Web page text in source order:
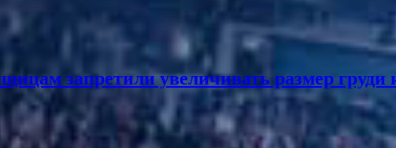
запретили увеличивать размер груди